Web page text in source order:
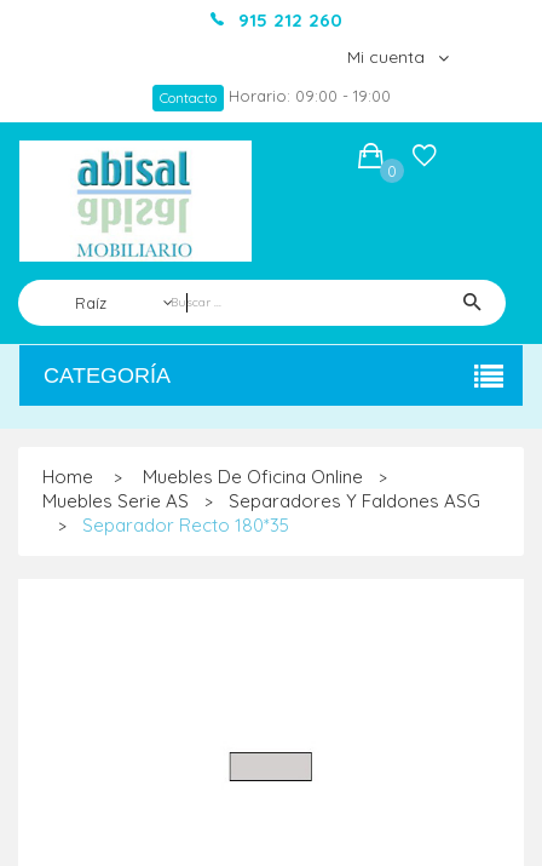
915 212 260
Mi cuenta
Contacto Horario: 09:00 - 19:00
Raíz
0
CATEGORÍA
Home > Muebles De Oficina Online >
Muebles Serie AS > Separadores Y Faldones ASG
> Separador Recto 180*35